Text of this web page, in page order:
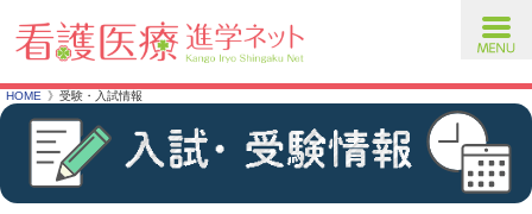
HOME 受験・入試情報